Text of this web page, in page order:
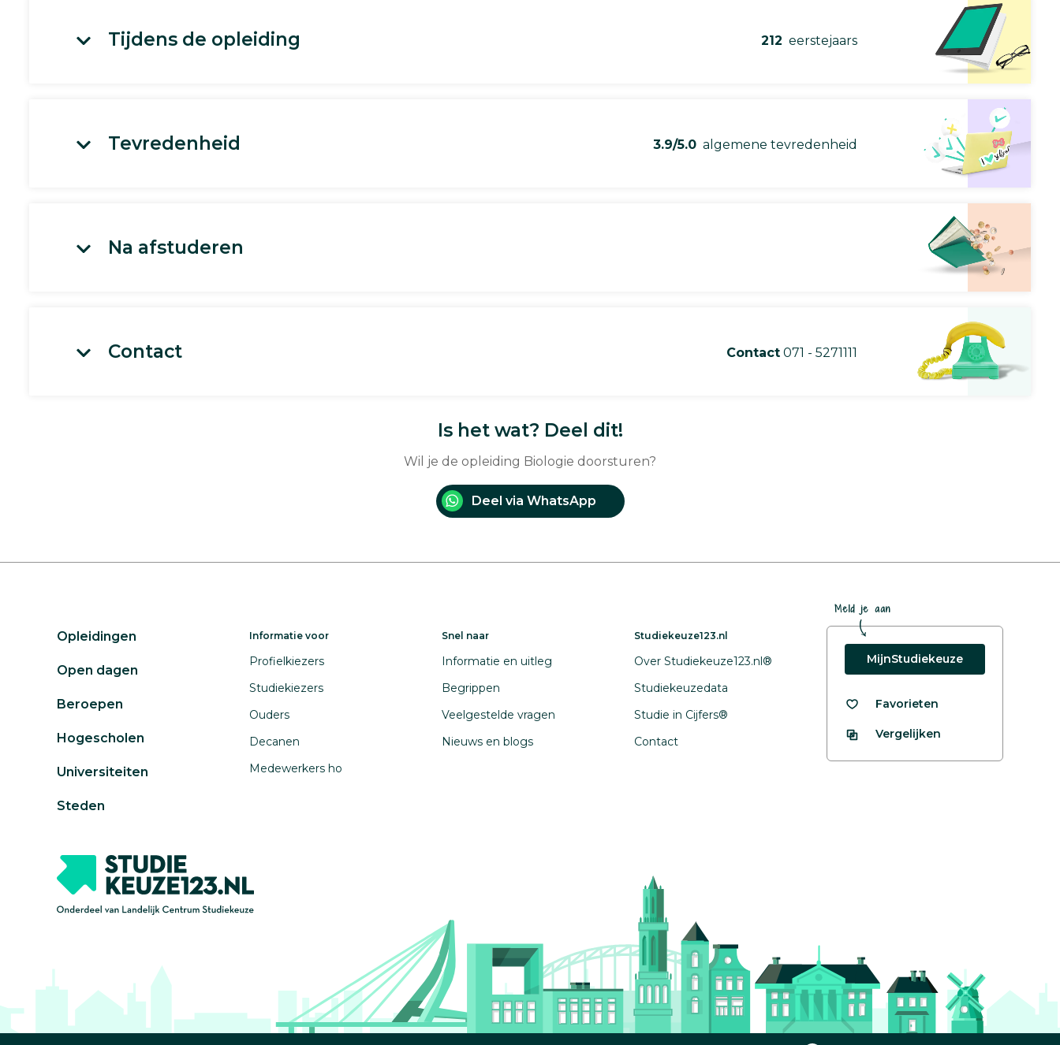
Tijdens de opleiding 212 eerstejaars
Tevredenheid 3.9/5.0 algemene tevredenheid
Na afstuderen
Contact Contact 071 - 5271111
Is het wat? Deel dit!
Wil je de opleiding Biologie doorsturen?
Deel via WhatsApp
Opleidingen
Open dagen
Beroepen
Hogescholen
Universiteiten
Steden
Informatie voor
Profielkiezers
Studiekiezers
Ouders
Decanen
Medewerkers ho
Snel naar
Informatie en uitleg
Begrippen
Veelgestelde vragen
Nieuws en blogs
Studiekeuze123.nl
Over Studiekeuze123.nl®
Studiekeuzedata
Studie in Cijfers®
Contact
Meld je aan
MijnStudiekeuze
Favorieten
Vergelijken